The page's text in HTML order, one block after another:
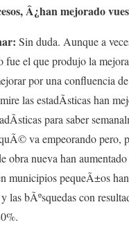
Â¿han mejorado
Sin duda. Aunque a
fue el que produjo la
por una confluencia
las estadÃ­sticas han
para saber
va empeorando pero,
obra nueva han
municipios pequeÃ±os
las bÃºsquedas con